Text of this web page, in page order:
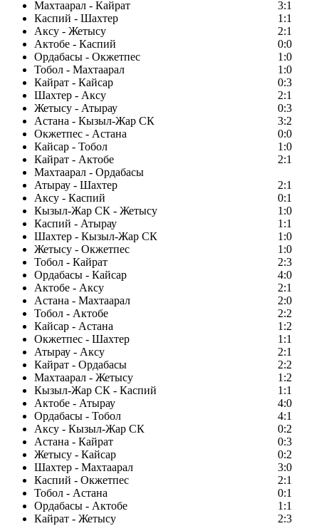
Махтаарал - Кайрат
3:1
Каспий - Шахтер
1:1
Аксу - Жетысу
2:1
Актобе - Каспий
0:0
Ордабасы - Окжетпес
1:0
Тобол - Махтаарал
1:0
Кайрат - Кайсар
0:3
Шахтер - Аксу
2:1
Жетысу - Атырау
0:3
Астана - Кызыл-Жар СК
3:2
Окжетпес - Астана
0:0
Кайсар - Тобол
1:0
Кайрат - Актобе
2:1
Махтаарал - Ордабасы
Атырау - Шахтер
2:1
Аксу - Каспий
0:1
Кызыл-Жар СК - Жетысу
1:0
Каспий - Атырау
1:1
Шахтер - Кызыл-Жар СК
1:0
Жетысу - Окжетпес
1:0
Тобол - Кайрат
2:3
Ордабасы - Кайсар
4:0
Актобе - Аксу
2:1
Астана - Махтаарал
2:0
Тобол - Актобе
2:2
Кайсар - Астана
1:2
Окжетпес - Шахтер
1:1
Атырау - Аксу
2:1
Кайрат - Ордабасы
2:2
Махтаарал - Жетысу
1:2
Кызыл-Жар СК - Каспий
1:1
Актобе - Атырау
4:0
Ордабасы - Тобол
4:1
Аксу - Кызыл-Жар СК
0:2
Астана - Кайрат
0:3
Жетысу - Кайсар
0:2
Шахтер - Махтаарал
3:0
Каспий - Окжетпес
2:1
Тобол - Астана
0:1
Ордабасы - Актобе
1:1
Кайрат - Жетысу
2:3